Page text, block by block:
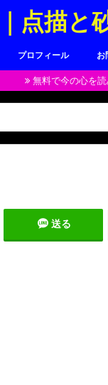
点描と
プロフィール お
無料で今の心を読
送る